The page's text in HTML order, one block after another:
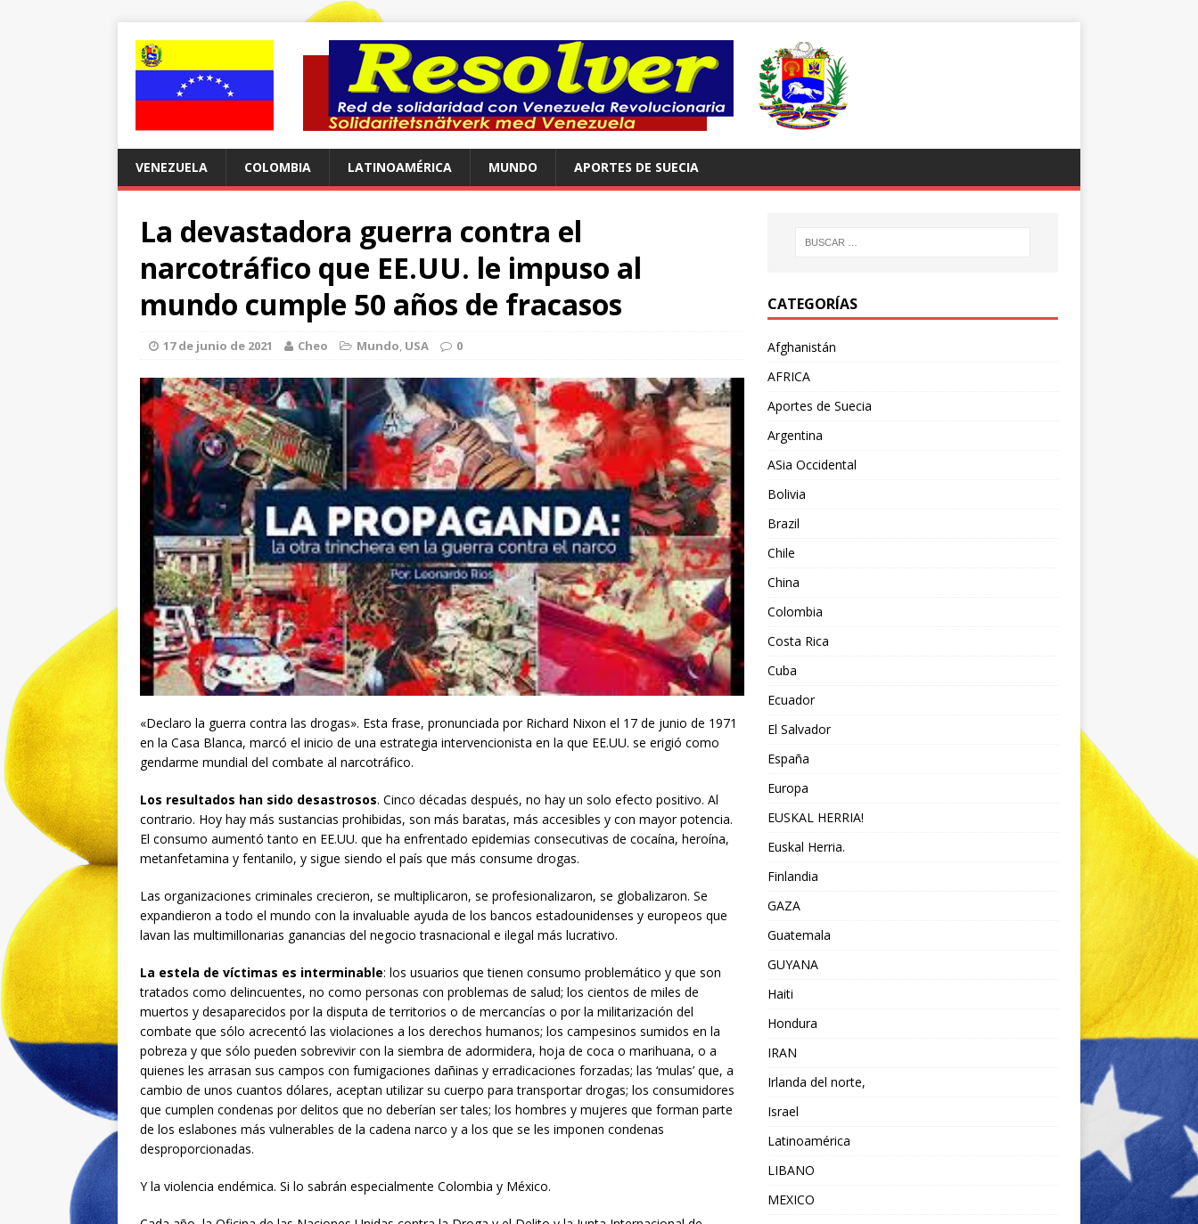
VENEZUELA COLOMBIA LATINOAMÉRICA MUNDO APORTES DE SUECIA
La devastadora guerra contra el
narcotráfico que EE.UU. le impuso al
mundo cumple 50 años de fracasos
17 de junio de 2021 Cheo Mundo, USA 0
«Declaro la guerra contra las drogas». Esta frase, pronunciada por Richard Nixon el 17 de junio de 1971
en la Casa Blanca, marcó el inicio de una estrategia intervencionista en la que EE.UU. se erigió como
gendarme mundial del combate al narcotráfico.
Los resultados han sido desastrosos. Cinco décadas después, no hay un solo efecto positivo. Al
contrario. Hoy hay más sustancias prohibidas, son más baratas, más accesibles y con mayor potencia.
El consumo aumentó tanto en EE.UU. que ha enfrentado epidemias consecutivas de cocaína, heroína,
metanfetamina y fentanilo, y sigue siendo el país que más consume drogas.
Las organizaciones criminales crecieron, se multiplicaron, se profesionalizaron, se globalizaron. Se
expandieron a todo el mundo con la invaluable ayuda de los bancos estadounidenses y europeos que
lavan las multimillonarias ganancias del negocio trasnacional e ilegal más lucrativo.
La estela de víctimas es interminable: los usuarios que tienen consumo problemático y que son
tratados como delincuentes, no como personas con problemas de salud; los cientos de miles de
muertos y desaparecidos por la disputa de territorios o de mercancías o por la militarización del
combate que sólo acrecentó las violaciones a los derechos humanos; los campesinos sumidos en la
pobreza y que sólo pueden sobrevivir con la siembra de adormidera, hoja de coca o marihuana, o a
quienes les arrasan sus campos con fumigaciones dañinas y erradicaciones forzadas; las ‘mulas’ que, a
cambio de unos cuantos dólares, aceptan utilizar su cuerpo para transportar drogas; los consumidores
que cumplen condenas por delitos que no deberían ser tales; los hombres y mujeres que forman parte
de los eslabones más vulnerables de la cadena narco y a los que se les imponen condenas
desproporcionadas.
Y la violencia endémica. Si lo sabrán especialmente Colombia y México.
CATEGORÍAS
Afghanistán
AFRICA
Aportes de Suecia
Argentina
ASia Occidental
Bolivia
Brazil
Chile
China
Colombia
Costa Rica
Cuba
Ecuador
El Salvador
España
Europa
EUSKAL HERRIA!
Euskal Herria.
Finlandia
GAZA
Guatemala
GUYANA
Haiti
Hondura
IRAN
Irlanda del norte,
Israel
Latinoamérica
LIBANO
MEXICO